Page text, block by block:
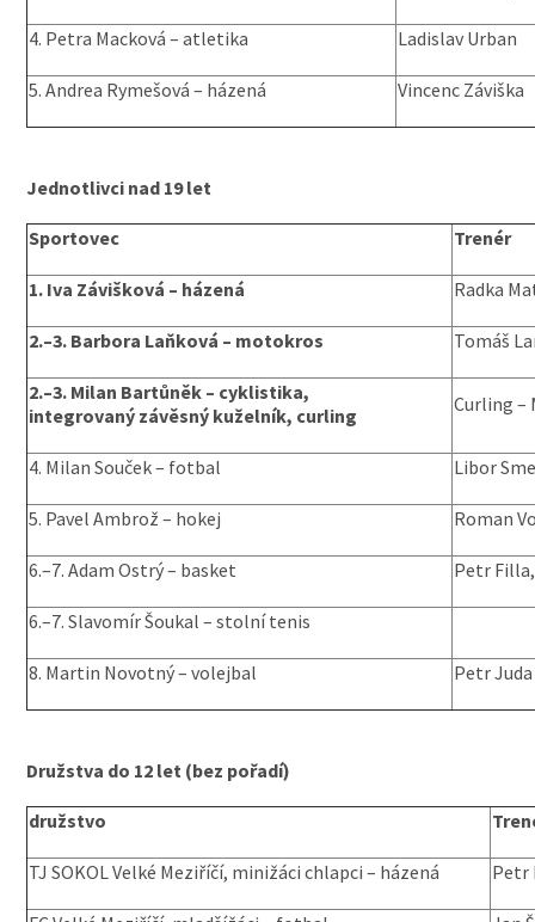
4. Petra Macková – atletika Ladislav Urban
5. Andrea Rymešová – házená Vincenc Záviška
Jednotlivci nad 19 let
Sportovec Trenér
1. Iva Závišková – házená Radka
2.–3. Barbora Laňková – motokros Tomáš
2.–3. Milan Bartůněk – cyklistika,
integrovaný závěsný kuželník, curling
Curling –
4. Milan Souček – fotbal Libor
5. Pavel Ambrož – hokej Roman
6.–7. Adam Ostrý – basket Petr
6.–7. Slavomír Šoukal – stolní tenis
8. Martin Novotný – volejbal Petr Juda
Družstva do 12 let (bez pořadí)
družstvo
TJ SOKOL Velké Meziříčí, minižáci chlapci – házená Petr